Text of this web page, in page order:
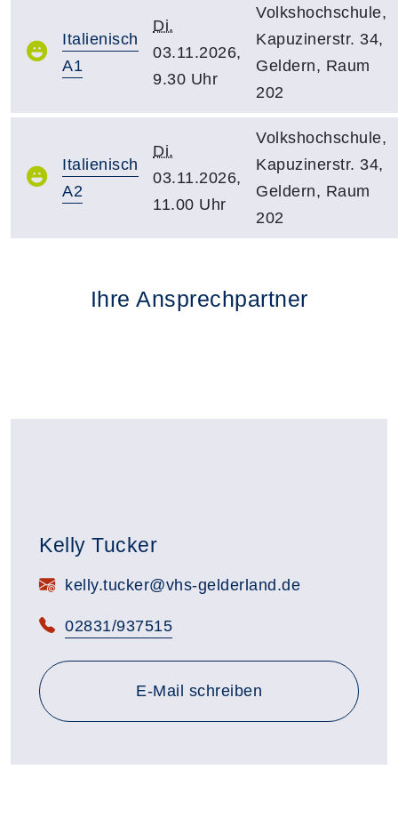
Italienisch
A1
Di.
03.11.2026,
9.30 Uhr
Volkshochschule,
Kapuzinerstr. 34,
Geldern, Raum
202
Italienisch
A2
Di.
03.11.2026,
11.00 Uhr
Volkshochschule,
Kapuzinerstr. 34,
Geldern, Raum
202
Ihre Ansprechpartner
Kelly Tucker
E-Mail:kelly.tucker@vhs-gelderland.de
Telefon:
02831/937515
E-Mail schreiben